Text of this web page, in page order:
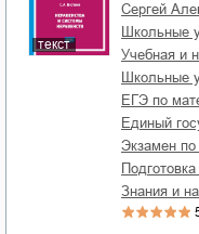
текст
Сергей
школьные
учебная и
школьные
ЕГЭ по
единый
экзамен
знания и